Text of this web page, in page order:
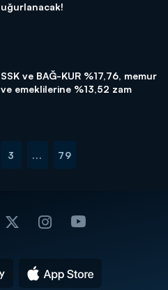
uğurlanacak!
SSK ve BAĞ-KUR %17,76, memur
ve emeklilerine %13,52 zam
3 ... 79